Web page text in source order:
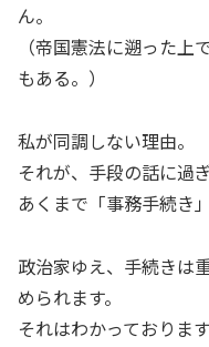
ん。
（帝国憲法に遡った
もある。）
私が同調しない理由。
それが、手段の話に過
あくまで「事務手続き
政治家ゆえ、手続きは
められます。
それはわかっておりま